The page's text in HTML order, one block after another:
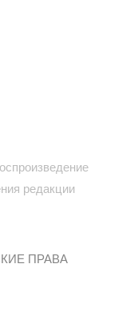
редакции
ПРАВА